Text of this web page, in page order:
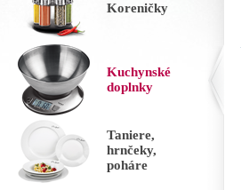
Koreničky
Kuchynské
doplnky
Taniere,
hrnčeky,
poháre